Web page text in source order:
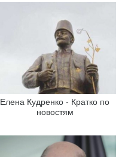
Елена Кудренко - Кратко по
новостям